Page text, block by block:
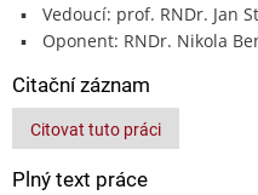
Vedoucí: prof. RNDr. Jan
Oponent: RNDr. Nikola
Citační záznam
Citovat tuto práci
Plný text práce